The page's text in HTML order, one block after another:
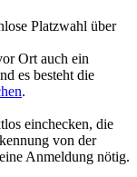
Platzwahl über
Ort auch ein
es besteht die
.
einchecken, die
von der
Anmeldung nötig.